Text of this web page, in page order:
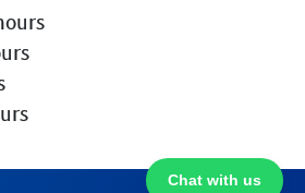
Chat with us